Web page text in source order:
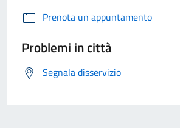
Prenota un appuntamento
Problemi in città
Segnala disservizio